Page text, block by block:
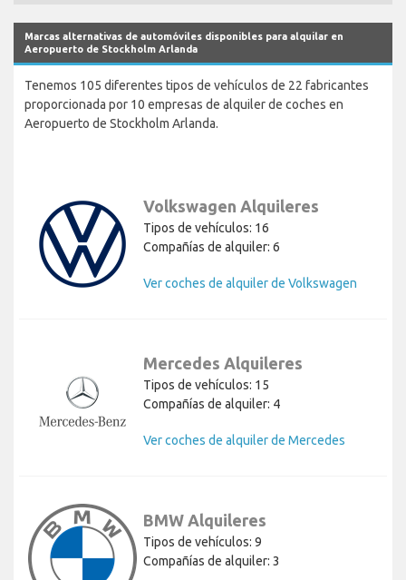
Marcas alternativas de automóviles disponibles para alquilar en
Aeropuerto de Stockholm Arlanda
Tenemos 105 diferentes tipos de vehículos de 22 fabricantes
proporcionada por 10 empresas de alquiler de coches en
Aeropuerto de Stockholm Arlanda.
Volkswagen Alquileres
Tipos de vehículos: 16
Compañías de alquiler: 6
Ver coches de alquiler de Volkswagen
Mercedes Alquileres
Tipos de vehículos: 15
Compañías de alquiler: 4
Ver coches de alquiler de Mercedes
BMW Alquileres
Tipos de vehículos: 9
Compañías de alquiler: 3